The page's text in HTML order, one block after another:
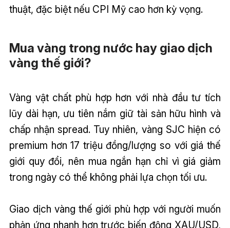
thuật, đặc biệt nếu CPI Mỹ cao hơn kỳ vọng.
Mua vàng trong nước hay giao dịch
vàng thế giới?
Vàng vật chất phù hợp hơn với nhà đầu tư tích
lũy dài hạn, ưu tiên nắm giữ tài sản hữu hình và
chấp nhận spread. Tuy nhiên, vàng SJC hiện có
premium hơn 17 triệu đồng/lượng so với giá thế
giới quy đổi, nên mua ngắn hạn chỉ vì giá giảm
trong ngày có thể không phải lựa chọn tối ưu.
Giao dịch vàng thế giới phù hợp với người muốn
phản ứng nhanh hơn trước biến động XAU/USD,